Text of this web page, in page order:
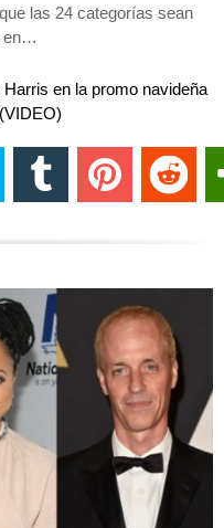
las 24 categorías sean
en…
en la promo navideña